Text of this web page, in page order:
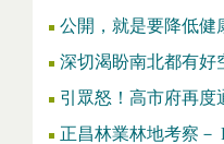
公開，就是要降低健
深切渴盼南北都有好
引眾怒！高市府再度
正昌林業林地考察－